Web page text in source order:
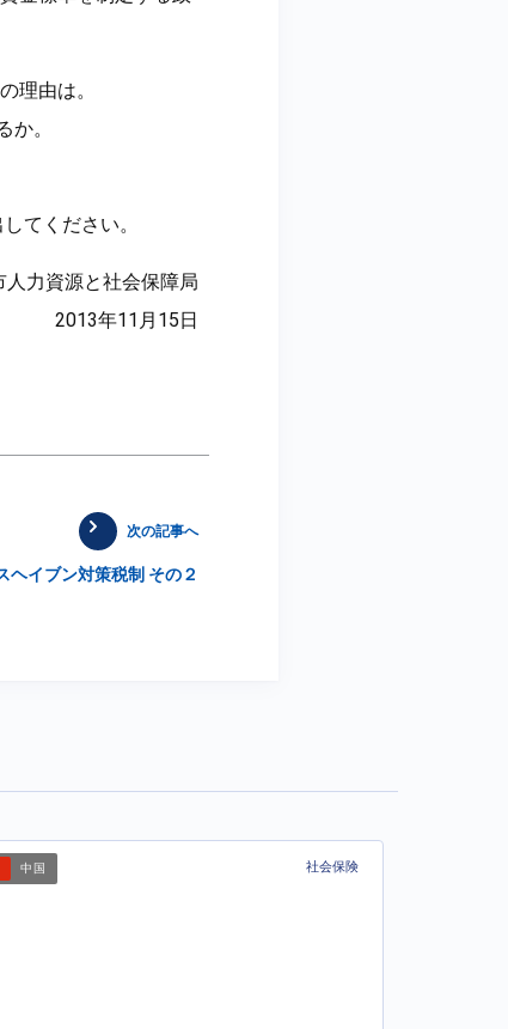
理由は。
。
てください。
人力資源と社会保障局
2013年11月15日
次の記事へ
ヘイブン対策税制 その２
中国 社会保険